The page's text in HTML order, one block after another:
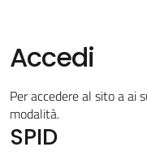
Amministrazione
Novità
Servizi
Accedi
Per accedere al sito a ai
modalità.
SPID